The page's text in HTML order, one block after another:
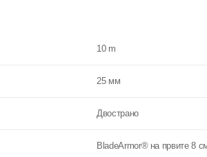
10 m
25 мм
Двострано
BladeArmor® на првите 8